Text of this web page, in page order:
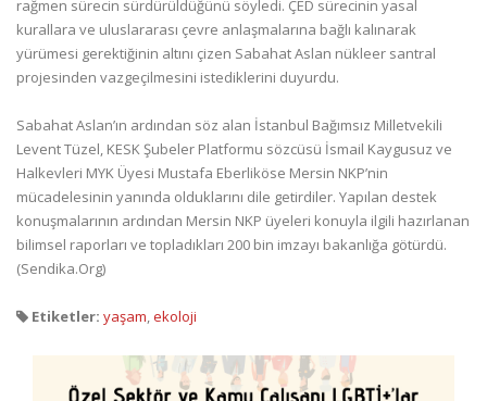
rağmen sürecin sürdürüldüğünü söyledi. ÇED sürecinin yasal
kurallara ve uluslararası çevre anlaşmalarına bağlı kalınarak
yürümesi gerektiğinin altını çizen Sabahat Aslan nükleer santral
projesinden vazgeçilmesini istediklerini duyurdu.
Sabahat Aslan’ın ardından söz alan İstanbul Bağımsız Milletvekili
Levent Tüzel, KESK Şubeler Platformu sözcüsü İsmail Kaygusuz ve
Halkevleri MYK Üyesi Mustafa Eberliköse Mersin NKP’nin
mücadelesinin yanında olduklarını dile getirdiler. Yapılan destek
konuşmalarının ardından Mersin NKP üyeleri konuyla ilgili hazırlanan
bilimsel raporları ve topladıkları 200 bin imzayı bakanlığa götürdü.
(Sendika.Org)
Etiketler: yaşam ekoloji